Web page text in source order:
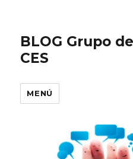
BLOG Grupo
CES
MENÚ